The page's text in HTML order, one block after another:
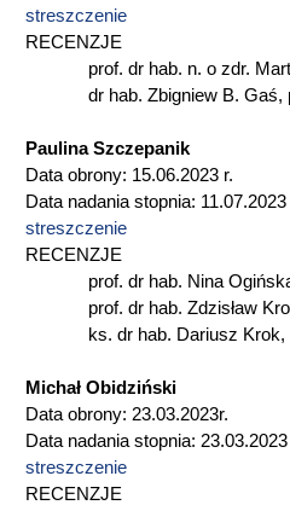
streszczenie
RECENZJE
prof. dr hab. n. o zdr. Marta
dr hab. Zbigniew B. Gaś,
Paulina Szczepanik
Data obrony: 15.06.2023 r.
Data nadania stopnia: 11.07.2023
streszczenie
RECENZJE
prof. dr hab. Nina
prof. dr hab. Zdzisław
ks. dr hab. Dariusz Krok,
Michał Obidziński
Data obrony: 23.03.2023r.
Data nadania stopnia: 23.03.2023
streszczenie
RECENZJE